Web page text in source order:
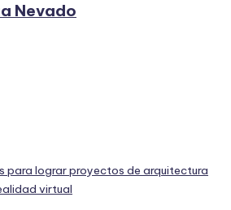
Nevado
para lograr proyectos de arquitectura
virtual